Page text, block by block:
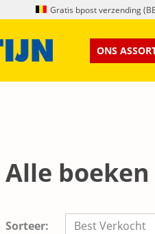
Gratis bpost verzending
ONS
Alle
Sorteer: